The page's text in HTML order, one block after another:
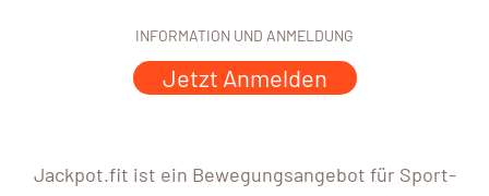
INFORMATION UND ANMELDUNG
Jetzt Anmelden
Jackpot.fit ist ein Bewegungsangebot für Sport-